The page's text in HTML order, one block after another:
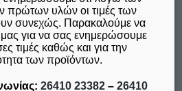
πρώτων υλών οι τιμές των
συνεχώς. Παρακαλούμε να
μας για να σας ενημερώσουμε
τιμές καθώς και για την
των προϊόντων.
26410 23382 – 26410